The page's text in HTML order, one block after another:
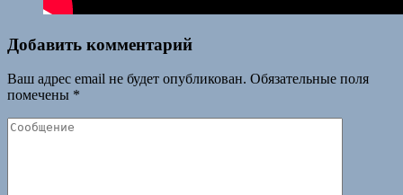
Добавить комментарий
Ваш адрес email не будет опубликован. Обязательные поля
помечены *